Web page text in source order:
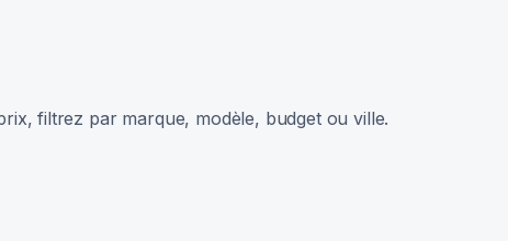
filtrez par marque, modèle, budget ou ville.